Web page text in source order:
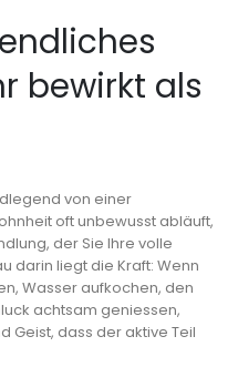
bewirkt als
von einer
oft unbewusst abläuft,
der Sie Ihre volle
darin liegt die Kraft: Wenn
Wasser aufkochen, den
achtsam geniessen,
Geist, dass der aktive Teil